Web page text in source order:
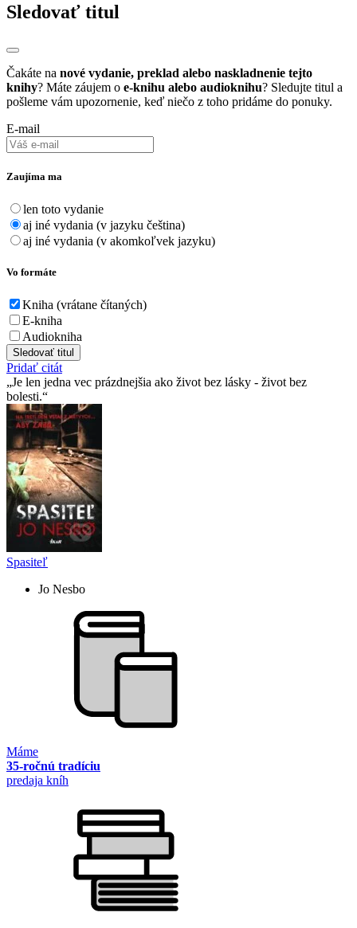
Sledovať titul
Čakáte na nové vydanie, preklad alebo naskladnenie tejto
knihy? Máte záujem o e-knihu alebo audioknihu? Sledujte titul a
pošleme vám upozornenie, keď niečo z toho pridáme do ponuky.
E-mail
Zaujíma ma
len toto vydanie
aj iné vydania (v jazyku čeština)
aj iné vydania (v akomkoľvek jazyku)
Vo formáte
Kniha (vrátane čítaných)
E-kniha
Audiokniha
Sledovať titul
Pridať citát
Je len jedna vec prázdnejšia ako život bez lásky - život bez
bolesti.
Spasiteľ
Jo Nesbo
Máme
35-ročnú tradíciu
predaja kníh